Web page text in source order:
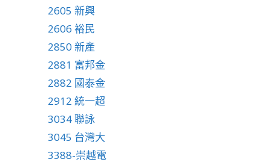
2605 新興
2606 裕民
2850 新產
2881 富邦金
2882 國泰金
2912 統一超
3034 聯詠
3045 台灣大
3388-崇越電